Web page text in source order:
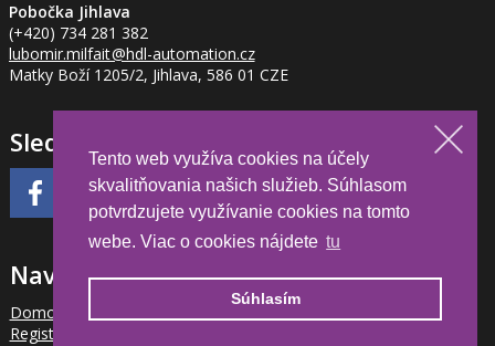
Tento web využíva cookies na účely
skvalitňovania našich služieb. Súhlasom
potvrdzujete využívanie cookies na tomto
webe. Viac o cookies nájdete tu
Súhlasím
Pobočka Jihlava
(+420) 734 281 382
lubomir.milfait@hdl-automation.cz
Matky Boží 1205/2, Jihlava, 586 01 CZE
Sledujte nás
Navigace
Domov
Registrácia partnera